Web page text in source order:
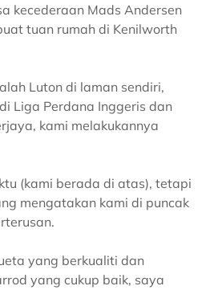
kecederaan Mads Andersen
tuan rumah di Kenilworth
Luton di laman sendiri,
Liga Perdana Inggeris dan
kami melakukannya
(kami berada di atas), tetapi
mengatakan kami di puncak
yang berkualiti dan
yang cukup baik, saya